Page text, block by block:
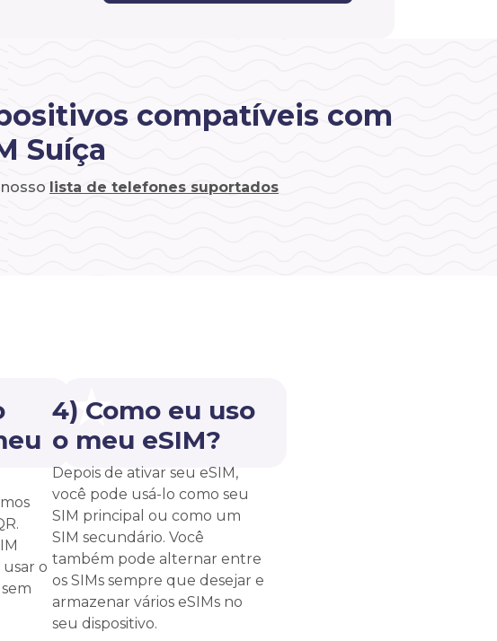
compatíveis com
Suíça
lista de telefones suportados
usar o
4) Como eu uso
o meu eSIM?
Depois de ativar seu eSIM,
você pode usá-lo como seu
SIM principal ou como um
SIM secundário. Você
também pode alternar entre
os SIMs sempre que desejar e
armazenar vários eSIMs no
seu dispositivo.